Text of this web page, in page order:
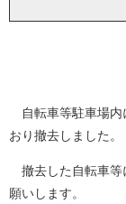
自転車等駐車場内
おり撤去しました。
撤去した自転車等
願いします。